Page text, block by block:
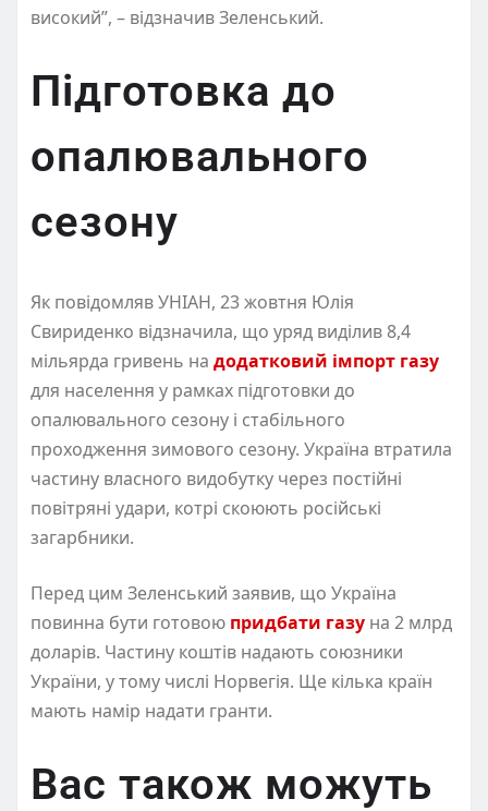
високий”, – відзначив Зеленський.
Підготовка до
опалювального
сезону
Як повідомляв УНІАН, 23 жовтня Юлія
Свириденко відзначила, що уряд виділив 8,4
мільярда гривень на додатковий імпорт газу
для населення у рамках підготовки до
опалювального сезону і стабільного
проходження зимового сезону. Україна втратила
частину власного видобутку через постійні
повітряні удари, котрі скоюють російські
загарбники.
Перед цим Зеленський заявив, що Україна
повинна бути готовою придбати газу на 2 млрд
доларів. Частину коштів надають союзники
України, у тому числі Норвегія. Ще кілька країн
мають намір надати гранти.
Вас також можуть